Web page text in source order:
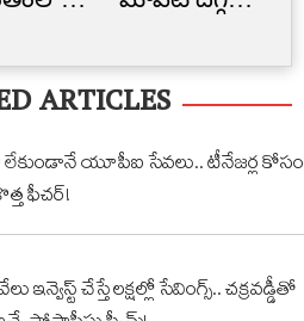
ఏనుగు..
క్యూట్
వీడియో
వైరల్!
ARTICLES
యూపీఐ సేవలు.. టీనేజర్ల కోసం
ఫీచర్!
ఇన్వెస్ట్ చేస్తే లక్షల్లో సేవింగ్స్.. చక్రవడ్డీతో